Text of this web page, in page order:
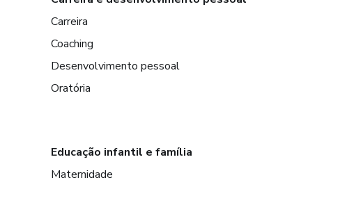
Carreira
Coaching
Desenvolvimento pessoal
Oratória
Educação infantil e família
Maternidade